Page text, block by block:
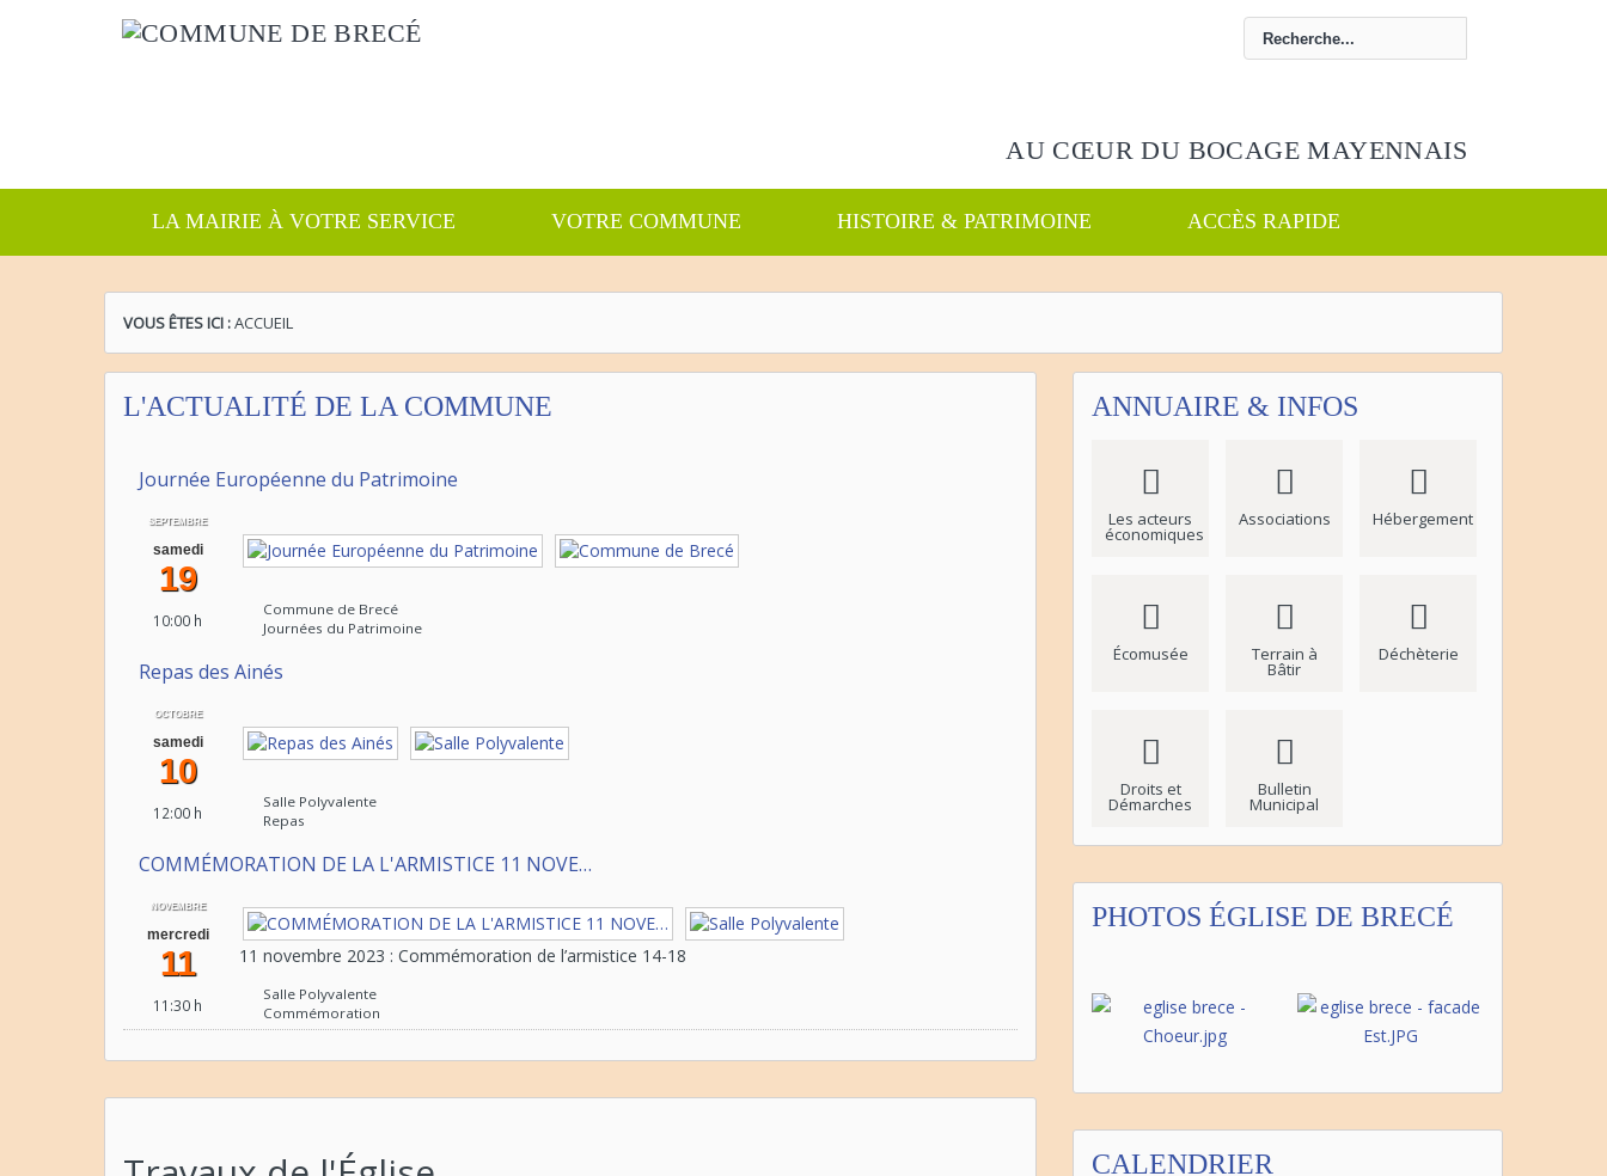
AU CŒUR DU BOCAGE MAYENNAIS
LA MAIRIE À VOTRE SERVICE VOTRE COMMUNE HISTOIRE & PATRIMOINE ACCÈS RAPIDE
VOUS ÊTES ICI :ACCUEIL
L'ACTUALITÉ DE LA COMMUNE
Journée Européenne du Patrimoine
SEPTEMBRE
samedi
19
10:00 h
Commune de Brecé
Journées du Patrimoine
Repas des Ainés
OCTOBRE
samedi
10
12:00 h
Salle Polyvalente
Repas
COMMÉMORATION DE LA L'ARMISTICE 11 NOVE…
NOVEMBRE
mercredi
11 11 novembre 2023 : Commémoration de l’armistice 14-18
11:30 h
Salle Polyvalente
Commémoration
ANNUAIRE & INFOS
Les acteurs
économiques
Associations Hébergement
Écomusée Terrain à
Bâtir
Déchèterie
Droits et
Démarches
Bulletin
Municipal
PHOTOS ÉGLISE DE BRECÉ
CALENDRIER